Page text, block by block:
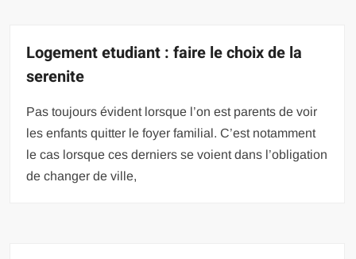
Logement etudiant : faire le choix de la
serenite
Pas toujours évident lorsque l’on est parents de voir
les enfants quitter le foyer familial. C’est notamment
le cas lorsque ces derniers se voient dans l’obligation
de changer de ville,